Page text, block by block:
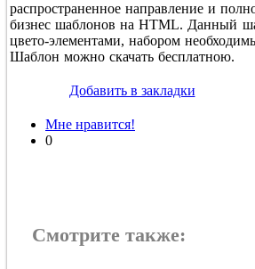
распространенное направление и
бизнес шаблонов на HTML. Данный
цвето-элементами, набором
Шаблон можно скачать бесплатною.
Добавить в закладки
Мне нравится!
0
Смотрите также: